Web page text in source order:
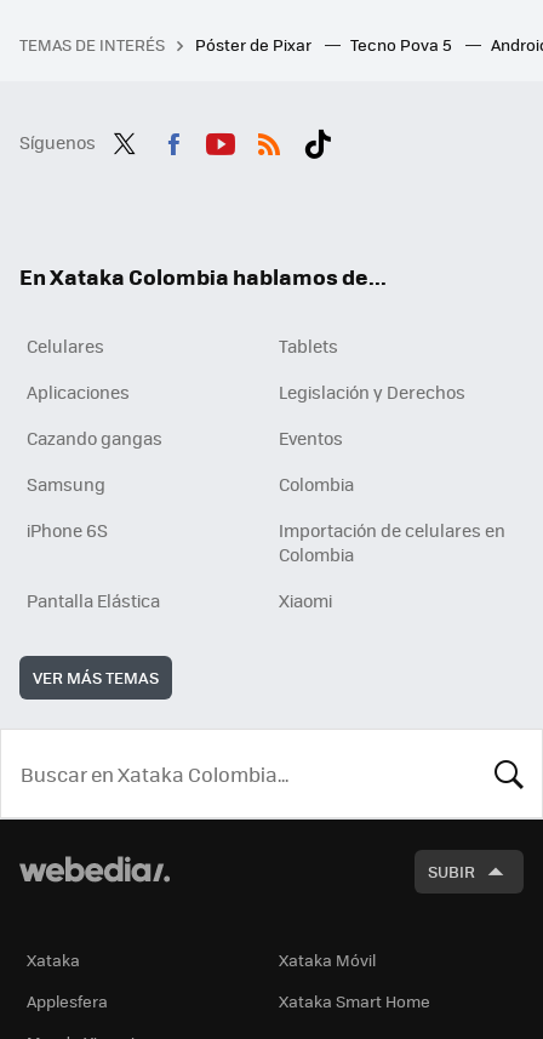
TEMAS DE INTERÉS Póster de Pixar Tecno Pova 5
Síguenos
En Xataka Colombia hablamos de...
Celulares
Tablets
Aplicaciones
Legislación y Derechos
Cazando gangas
Eventos
Samsung
Colombia
iPhone 6S
Importación de celulares en
Colombia
Pantalla Elástica
Xiaomi
VER MÁS TEMAS
SUBIR
Xataka
Xataka Móvil
Applesfera
Xataka Smart Home